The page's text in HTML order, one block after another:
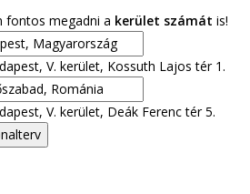
fontos megadni a kerület számát is!
V. kerület, Kossuth Lajos tér 1.
V. kerület, Deák Ferenc tér 5.